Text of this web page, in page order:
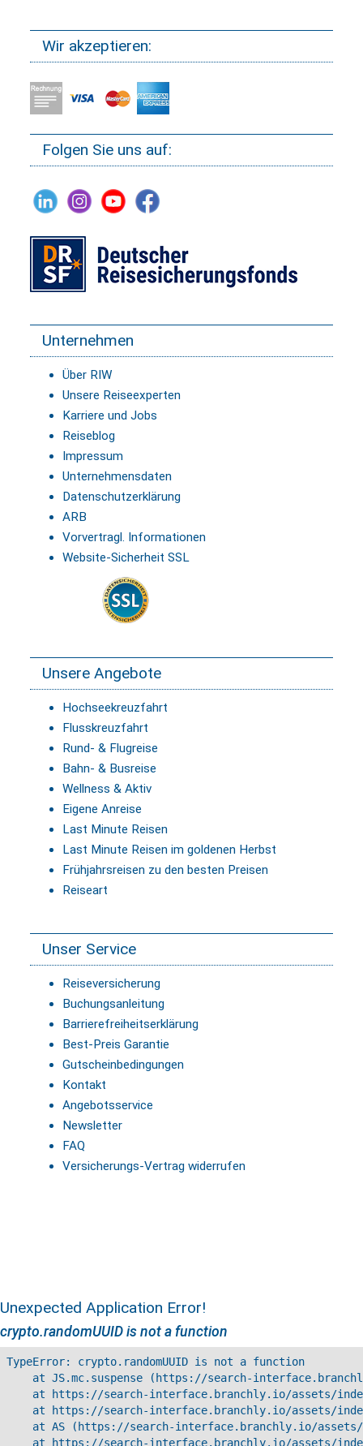
Wir akzeptieren:
Folgen Sie uns auf:
Unternehmen
Über RIW
Unsere Reiseexperten
Karriere und Jobs
Reiseblog
Impressum
Unternehmensdaten
Datenschutzerklärung
ARB
Vorvertragl. Informationen
Website-Sicherheit SSL
Unsere Angebote
Hochseekreuzfahrt
Flusskreuzfahrt
Rund- & Flugreise
Bahn- & Busreise
Wellness & Aktiv
Eigene Anreise
Last Minute Reisen
Last Minute Reisen im goldenen Herbst
Frühjahrsreisen zu den besten Preisen
Reiseart
Unser Service
Reiseversicherung
Buchungsanleitung
Barrierefreiheitserklärung
Best-Preis Garantie
Gutscheinbedingungen
Kontakt
Angebotsservice
Newsletter
FAQ
Versicherungs-Vertrag widerrufen
Unexpected Application Error!
crypto.randomUUID is not a function
TypeError: crypto.randomUUID is not a function
at JS.mc.suspense (https://search-
at https://search-interface.branchly.io/assets/
at https://search-interface.branchly.io/assets/
at AS (https://search-interface.branchly.io/
at https://search-interface.branchly.io/assets/